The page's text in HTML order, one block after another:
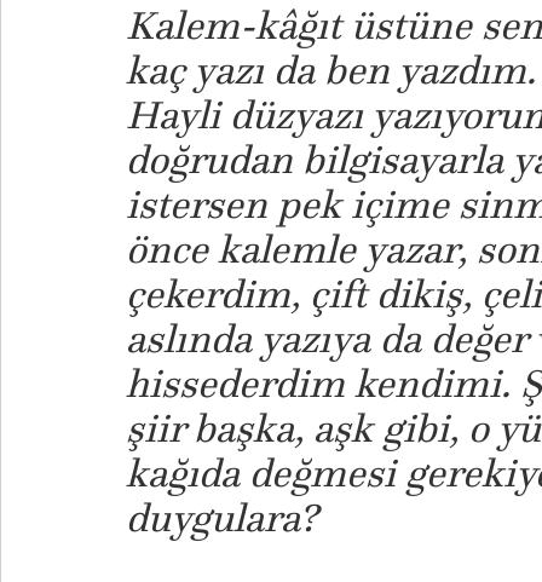
Kalem-kâğıt üstüne
kaç yazı da ben
Hayli düzyazı
doğrudan bilgisayarla
istersen pek içime
önce kalemle yazar,
çekerdim, çift dikiş,
aslında yazıya da
hissederdim kendimi.
şiir başka, aşk gibi, o
kağıda değmesi
duygulara?